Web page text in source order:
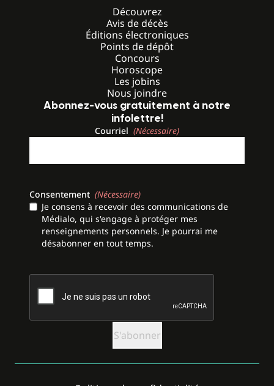
Découvrez
Avis de décès
Éditions électroniques
Points de dépôt
Concours
Horoscope
Les jobins
Nous joindre
Abonnez-vous gratuitement à notre
infolettre!
Courriel (Nécessaire)
Consentement (Nécessaire)
Je consens à recevoir des communications de
Médialo, qui s'engage à protéger mes
renseignements personnels. Je pourrai me
désabonner en tout temps.